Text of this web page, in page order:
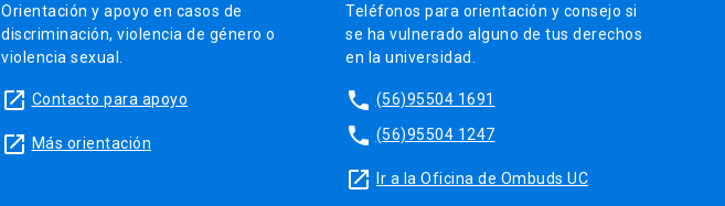
Orientación y apoyo en casos de
discriminación, violencia de género o
violencia sexual.
launch Contacto para apoyo
launch Más orientación
Teléfonos para orientación y consejo si
se ha vulnerado alguno de tus derechos
en la universidad.
phone (56)95504 1691
phone (56)95504 1247
launch Ir a la Oficina de Ombuds UC